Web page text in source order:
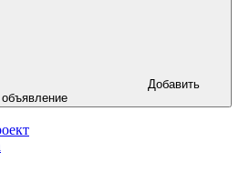
Добавить
объявление